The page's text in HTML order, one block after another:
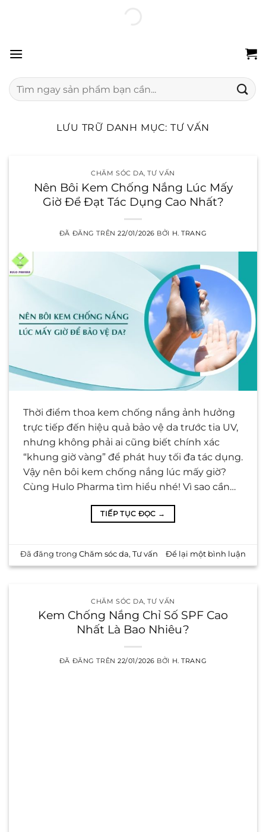
dung
Tìm
kiếm:
LƯU TRỮ DANH MỤC: TƯ VẤN
CHĂM SÓC DA,TƯ VẤN
Nên Bôi Kem Chống Nắng Lúc Mấy
Giờ Để Đạt Tác Dụng Cao Nhất?
ĐÃ ĐĂNG TRÊN22/01/2026 BỞI H. TRANG
Thời điểm thoa kem chống nắng ảnh hưởng
trực tiếp đến hiệu quả bảo vệ da trước tia UV,
nhưng không phải ai cũng biết chính xác
“khung giờ vàng” để phát huy tối đa tác dụng.
Vậy nên bôi kem chống nắng lúc mấy giờ?
Cùng Hulo Pharma tìm hiểu nhé! Vì sao cần…
TIẾP TỤC ĐỌC →
Đã đăng trongChăm sóc da,Tư vấn Để lại một bình luận
CHĂM SÓC DA,TƯ VẤN
Kem Chống Nắng Chỉ Số SPF Cao
Nhất Là Bao Nhiêu?
ĐÃ ĐĂNG TRÊN22/01/2026 BỞI H. TRANG